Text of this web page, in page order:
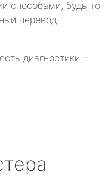
способами, будь то
перевод.
диагностики –